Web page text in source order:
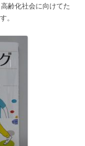
齢化社会に向けてた
。